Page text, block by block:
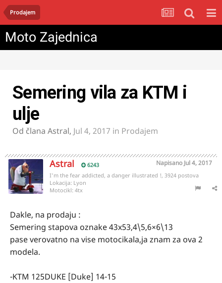
Prodajem
Moto Zajednica
Semering vila za KTM i
ulje
Od člana Astral, Jul 4, 2017 in Prodajem
Astral 6243 Napisano Jul 4, 2017
I'm the fear addicted, a danger illustrated !, 3924 postova
Lokacija: Lyon
Motocikl: 4tx
Dakle, na prodaju :
Semering stapova oznake 43x53,4\5,6×6\13
pase verovatno na vise motocikala,ja znam za ova 2
modela.
-KTM 125DUKE [Duke] 14-15